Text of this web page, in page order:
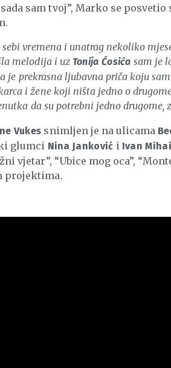
sam tvoj”, Marko se posvetio
vremena i unatrag nekoliko
melodija i uz Tonija Ćosića sam je
je prekrasna ljubavna priča koju
i žene koji ništa jedno o
da su potrebni jedno drugome,
Vukes snimljen je na ulicama
glumci Nina Janković i Ivan
vjetar”, “Ubice mog oca”,
projektima.